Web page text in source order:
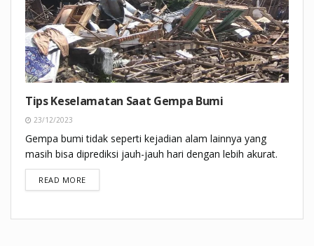
Tips Keselamatan Saat Gempa Bumi
23/12/2023
Gempa bumi tidak seperti kejadian alam lainnya yang
masih bisa diprediksi jauh-jauh hari dengan lebih akurat.
READ MOREDETAILS